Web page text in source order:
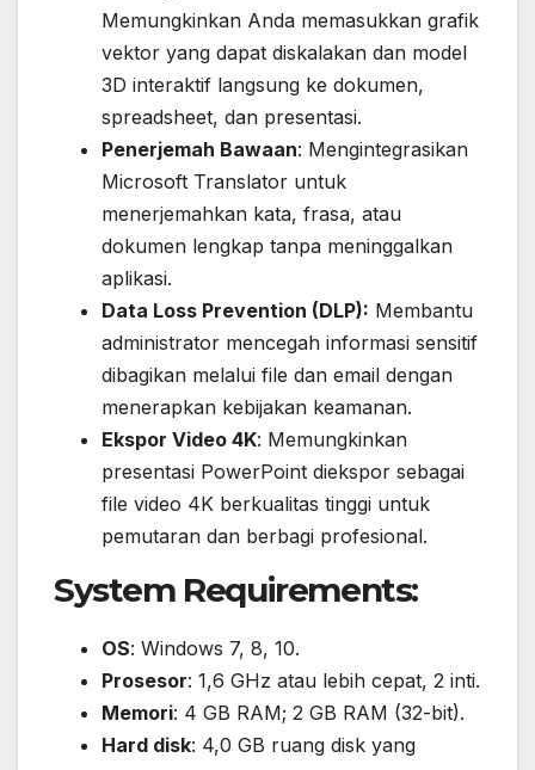
Memungkinkan Anda memasukkan grafik
vektor yang dapat diskalakan dan model
3D interaktif langsung ke dokumen,
spreadsheet, dan presentasi.
Penerjemah Bawaan: Mengintegrasikan
Microsoft Translator untuk
menerjemahkan kata, frasa, atau
dokumen lengkap tanpa meninggalkan
aplikasi.
Data Loss Prevention (DLP): Membantu
administrator mencegah informasi sensitif
dibagikan melalui file dan email dengan
menerapkan kebijakan keamanan.
Ekspor Video 4K: Memungkinkan
presentasi PowerPoint diekspor sebagai
file video 4K berkualitas tinggi untuk
pemutaran dan berbagi profesional.
System Requirements:
OS: Windows 7, 8, 10.
Prosesor: 1,6 GHz atau lebih cepat, 2 inti.
Memori: 4 GB RAM; 2 GB RAM (32-bit).
Hard disk: 4,0 GB ruang disk yang